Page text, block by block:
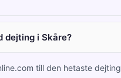
dejting i Skåre?
till den hetaste